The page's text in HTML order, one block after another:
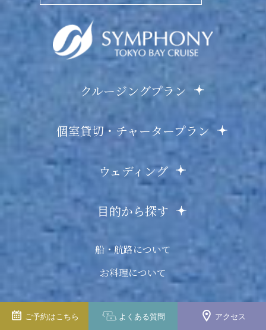
ご予約は こちら よくある質問 アクセス
クルージングプラン
個室貸切・チャータープラン
ウェディング
目的から探す
船・航路について
お料理について
オリジナルグッズ